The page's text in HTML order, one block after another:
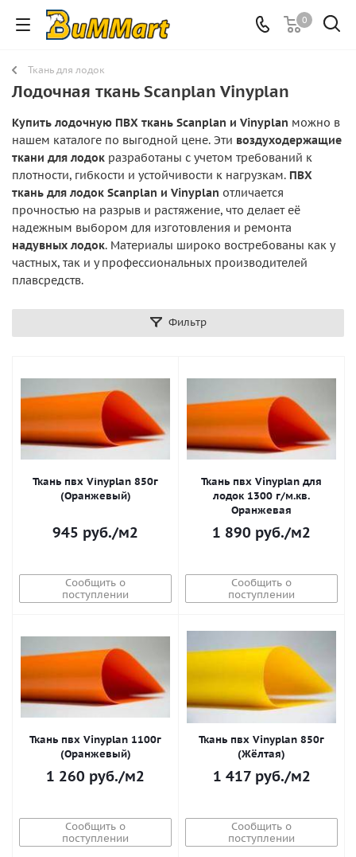
0
Ткань для лодок
Лодочная ткань Scanplan Vinyplan
Купить лодочную ПВХ ткань Scanplan и Vinyplan можно в
нашем каталоге по выгодной цене. Эти воздуходержащие
ткани для лодок разработаны с учетом требований к
плотности, гибкости и устойчивости к нагрузкам. ПВХ
ткань для лодок Scanplan и Vinyplan отличается
прочностью на разрыв и растяжение, что делает её
надежным выбором для изготовления и ремонта
надувных лодок. Материалы широко востребованы как у
частных, так и у профессиональных производителей
плавсредств.
Фильтр
Ткань пвх Vinyplan 850г
(Оранжевый)
945 руб./м2
Сообщить о
поступлении
Ткань пвх Vinyplan для
лодок 1300 г/м.кв.
Оранжевая
1 890 руб./м2
Сообщить о
поступлении
Ткань пвх Vinyplan 1100г
(Оранжевый)
1 260 руб./м2
Сообщить о
поступлении
Ткань пвх Vinyplan 850г
(Жёлтая)
1 417руб./м2
Сообщить о
поступлении